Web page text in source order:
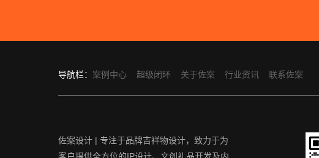
导航栏： 案例中心 超级闭环 关于佐案 行业资讯 联系佐案
佐案设计 | 专注于品牌吉祥物设计，致力于为